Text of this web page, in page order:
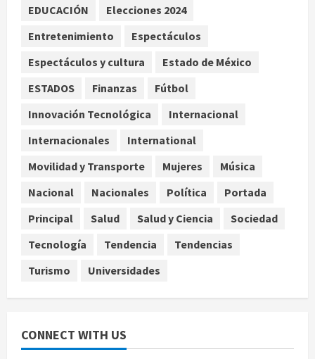
Palacio de los Deportes con su tour
‘Hades: The Sacrifice’
4
Sheinbaum defiende reestructura
de créditos del Infonavit y niega
agosto 9, 2026
Internacional
Colombia respalda soberanía de
TLC
EDUCACIÓN
Elecciones 2024
Entretenimiento
Espectáculos
Espectáculos y cultura
Estado de México
ESTADOS
Finanzas
Fútbol
Innovación Tecnológica
Internacional
Internacionales
International
Movilidad y Transporte
Mujeres
Música
Nacional
Nacionales Política
Portada
Principal
Salud Salud y Ciencia
Sociedad
Tecnología
Tendencia
Tendencias
Turismo
Universidades
CONNECT WITH US